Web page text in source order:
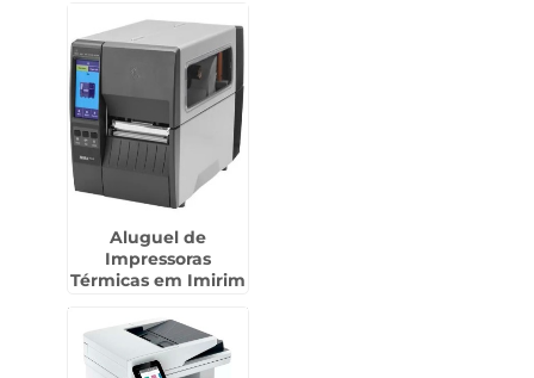
Aluguel de
Impressoras
Térmicas em Imirim